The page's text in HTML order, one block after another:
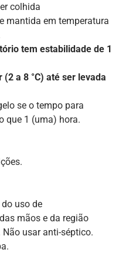
colhida
mantida em temperatura
tem estabilidade de 1
a 8 °C) até ser levada
se o tempo para
que 1 (uma) hora.
uso de
mãos e da região
usar anti-séptico.